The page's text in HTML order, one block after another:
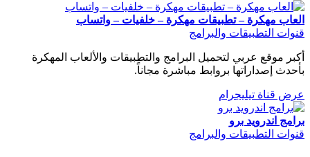
العاب مهكرة – تطبيقات مهكرة – خلفيات – واتساب
قنوات التطبيقات والبرامج
أكبر موقع عربي لتحميل البرامج والتطبيقات والألعاب المهكرة
بأحدث إصداراتها بروابط مباشرة مجاناً.
عرض قناة تيليجرام
برامج اندرويد برو
قنوات التطبيقات والبرامج